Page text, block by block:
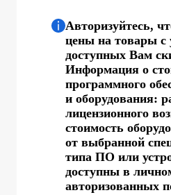
Авторизуйтесь,
цены на товары с
доступных Вам
Информация о
программного
и оборудования:
лицензионного
стоимость
от выбранной
типа ПО или
доступны в
авторизованных